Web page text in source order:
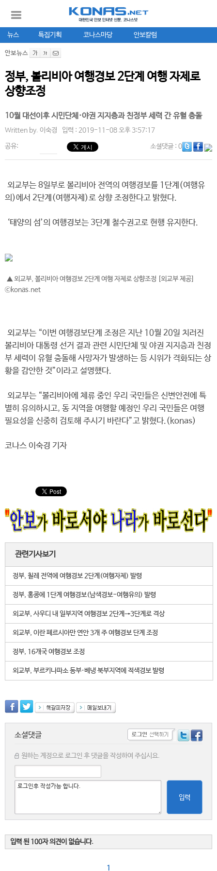
뉴스 특집기획 코나스마당 안보칼럼
안보뉴스
정부, 볼리비아 여행경보 2단계 여행 자제로
상향조정
10월 대선이후 시민단체·야권 지지층과 친정부 세력 간 유혈 충돌
Written by. 이숙경 입력 : 2019-11-08 오후 3:57:17
공유: 소셜댓글: 0
외교부는 8일부로 볼리비아 전역의 여행경보를 1단계(여행유
의)에서 2단계(여행자제)로 상향 조정한다고 밝혔다.
‘태양의 섬’의 여행경보는 3단계 철수권고로 현행 유지한다.
▲ 외교부, 볼리비아 여행경보 2단계 여행 자제로 상향조정 [외교부 제공]
ⓒkonas.net
외교부는 “이번 여행경보단계 조정은 지난 10월 20일 치러진
볼리비아 대통령 선거 결과 관련 시민단체 및 야권 지지층과 친정
부 세력이 유혈 충돌해 사망자가 발생하는 등 시위가 격화되는 상
황을 감안한 것”이라고 설명했다.
외교부는 “볼리비아에 체류 중인 우리 국민들은 신변안전에 특
별히 유의하시고, 동 지역을 여행할 예정인 우리 국민들은 여행
필요성을 신중히 검토해 주시기 바란다”고 밝혔다.(konas)
코나스 이숙경 기자
관련기사보기
정부, 칠레 전역에 여행경보 2단계(여행자제) 발령
정부, 홍콩에 1단계 여행경보(남색경보-여행유의) 발령
외교부, 사우디 내 일부지역 여행경보 2단계→3단계로 격상
외교부, 이란 페르시아만 연안 3개 주 여행경보 단계 조정
정부, 16개국 여행경보 조정
외교부, 부르키나파소 동부·베냉 북부지역에 적색경보 발령
소셜댓글
원하는 계정으로 로그인 후 댓글을 작성하여 주십시요.
입력
입력 된 100자 의견이 없습니다.
1